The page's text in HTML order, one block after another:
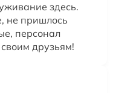
здесь.
не пришлось
персонал
друзьям!